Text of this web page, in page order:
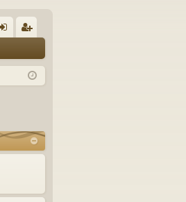
д ис
ия